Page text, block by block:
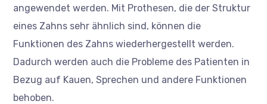
angewendet werden. Mit Prothesen, die der Struktur
eines Zahns sehr ähnlich sind, können die
Funktionen des Zahns wiederhergestellt werden.
Dadurch werden auch die Probleme des Patienten in
Bezug auf Kauen, Sprechen und andere Funktionen
behoben.